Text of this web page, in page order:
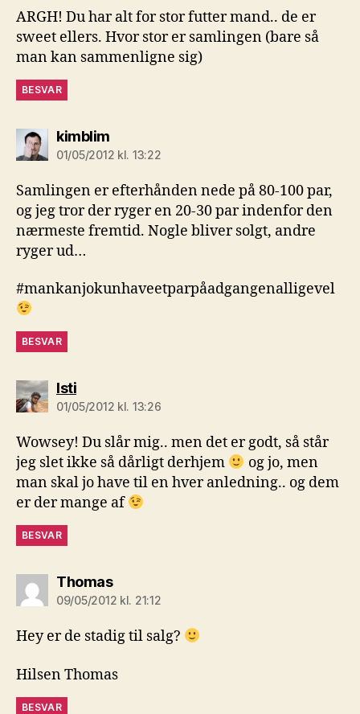
ARGH! Du har alt for stor futter mand.. de er
sweet ellers. Hvor stor er samlingen (bare så
man kan sammenligne sig)
BESVAR
kimblimsiger:
01/05/2012 kl. 13:22
Samlingen er efterhånden nede på 80-100 par,
og jeg tror der ryger en 20-30 par indenfor den
nærmeste fremtid. Nogle bliver solgt, andre
ryger ud…
#mankanjokunhaveetparpåadgangenalligevel
BESVAR
Istisiger:
01/05/2012 kl. 13:26
Wowsey! Du slår mig.. men det er godt, så står
jeg slet ikke så dårligt derhjem
og jo, men
man skal jo have til en hver anledning.. og dem
er der mange af
BESVAR
Thomassiger:
09/05/2012 kl. 21:12
Hey er de stadig til salg?
Hilsen Thomas
BESVAR